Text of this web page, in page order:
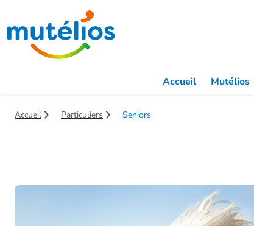
Saut au contenu principal
Accueil Mutélios
Accueil Particuliers Seniors